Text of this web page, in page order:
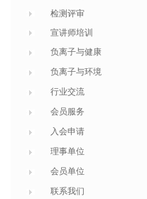
检测评审
宣讲师培训
负离子与健康
负离子与环境
行业交流
会员服务
入会申请
理事单位
会员单位
联系我们